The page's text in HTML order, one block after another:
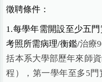
徵聘條件：
1.每學年需開設至少五
考照所需病理/衡鑑/治療
括本系大學部歷年來師
程），第一學年至多5